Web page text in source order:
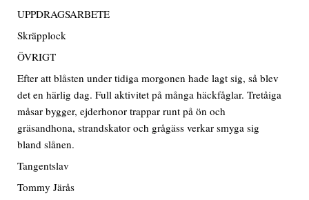
UPPDRAGSARBETE
Skräpplock
ÖVRIGT
Efter att blåsten under tidiga morgonen hade lagt sig, så blev
det en härlig dag. Full aktivitet på många häckfåglar. Tretåiga
måsar bygger, ejderhonor trappar runt på ön och
gräsandhona, strandskator och grågäss verkar smyga sig
bland slånen.
Tangentslav
Tommy Järås